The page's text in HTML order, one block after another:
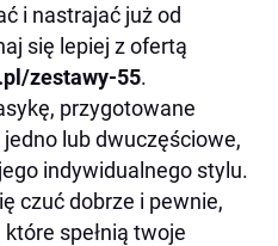
i nastrajać już od
się lepiej z ofertą
zestawy-55.
przygotowane
lub dwuczęściowe,
indywidualnego stylu.
czuć dobrze i pewnie,
spełnią twoje